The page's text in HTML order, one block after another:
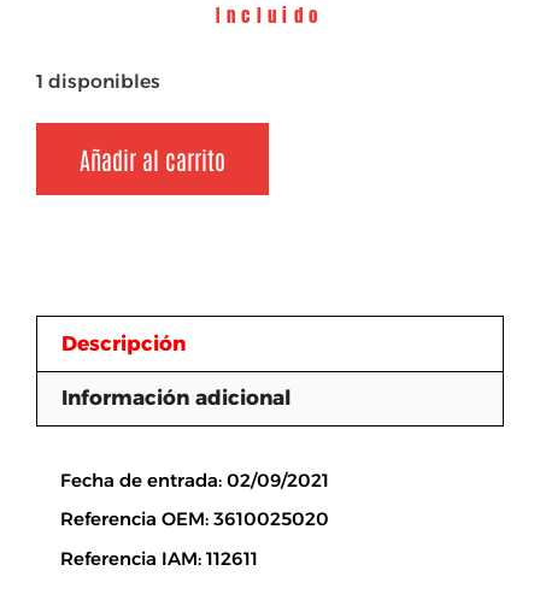
Incluido
1 disponibles
Añadir al carrito
Descripción
Información adicional
Fecha de entrada: 02/09/2021
Referencia OEM: 3610025020
Referencia IAM: 112611